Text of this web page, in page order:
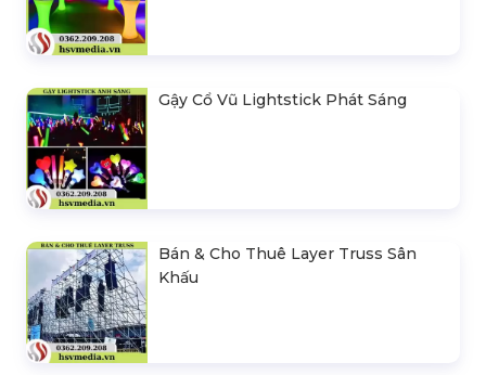
Gậy Cổ Vũ Lightstick Phát Sáng
Bán & Cho Thuê Layer Truss Sân
Khấu